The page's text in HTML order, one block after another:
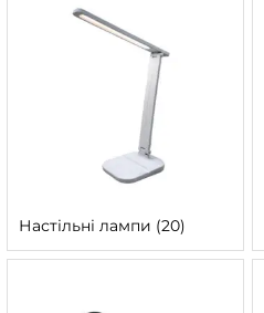
Настільні лампи (20)